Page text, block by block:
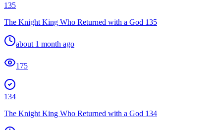
135
The Knight King Who Returned with a God 135
about 1 month ago
175
134
The Knight King Who Returned with a God 134